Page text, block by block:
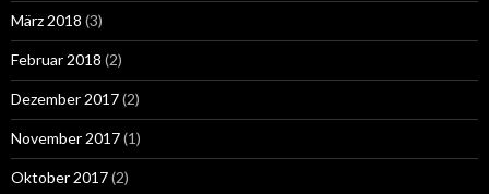
März 2018 (3)
Februar 2018 (2)
Dezember 2017(2)
November 2017(1)
Oktober 2017(2)